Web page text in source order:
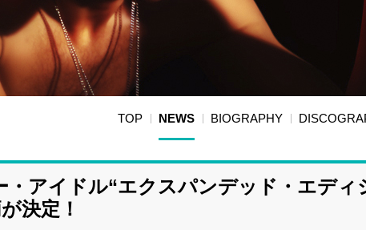
TOP NEWS BIOGRAPHY
・アイドル“エクスパンデッド・エディ
決定！